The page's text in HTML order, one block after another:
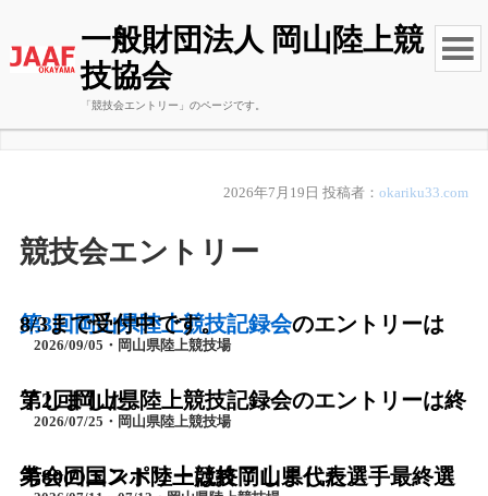
一般財団法人 岡山陸上競
技協会
「競技会エントリー」のページです。
2026年7月19日 投稿者：okariku33.com
競技会エントリー
第3回岡山県陸上競技記録会
のエントリーは8/3まで受付中です。
2026/09/05・岡山県陸上競技場
第2回岡山県陸上競技記録会のエントリーは終了しました。
2026/07/25・岡山県陸上競技場
第80回国スポ陸上競技岡山県代表選手最終選考会のエントリーは終了しました。